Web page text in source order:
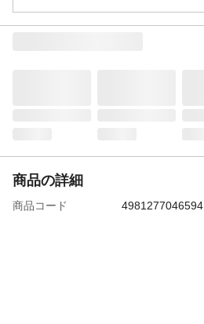
商品の詳細
商品コード 4981277046594